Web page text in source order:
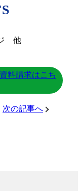
他
料請求はこち
次の記事へ